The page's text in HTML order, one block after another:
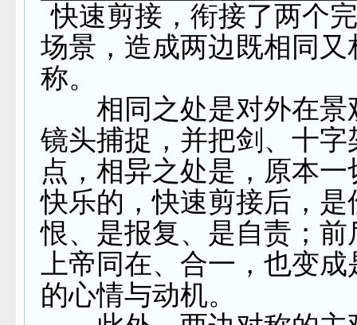
快速剪接，衔接了两个
场景，造成两边既相同又
称。
相同之处是对外在景
镜头捕捉，并把剑、十字
点，相异之处是，原本
快乐的，快速剪接后，是
恨、是报复、是自责；前
上帝同在、合一，也变成
的心情与动机。